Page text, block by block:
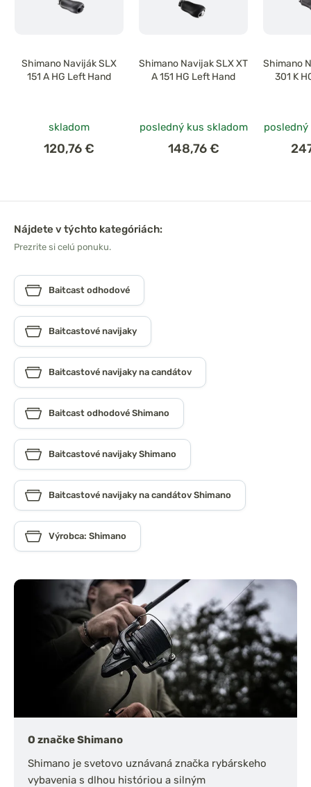
Shimano Naviják SLX
151 A HG Left Hand
skladom
120,76 €
Shimano Navijak SLX XT
A 151 HG Left Hand
posledný kus skladom
148,76 €
Shimano
301 K
Nájdete v týchto kategóriách:
Prezrite si celú ponuku.
Baitcast odhodové
Baitcastové navijaky
Baitcastové navijaky na candátov
Baitcast odhodové Shimano
Baitcastové navijaky Shimano
Baitcastové navijaky na candátov Shimano
Výrobca: Shimano
O značke Shimano
Shimano je svetovo uznávaná značka rybárskeho
vybavenia s dlhou históriou a silným